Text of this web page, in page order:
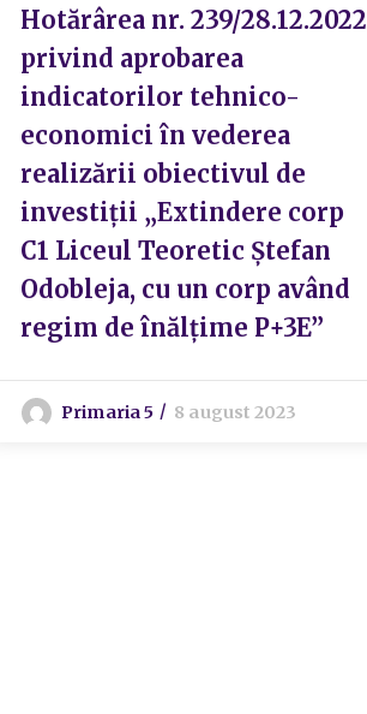
Hotărârea nr. 239/28.12.2022
privind aprobarea
indicatorilor tehnico-
economici în vederea
realizării obiectivul de
investiții „Extindere corp
C1 Liceul Teoretic Ștefan
Odobleja, cu un corp având
regim de înălțime P+3E”
Primaria 5 8 august 2023